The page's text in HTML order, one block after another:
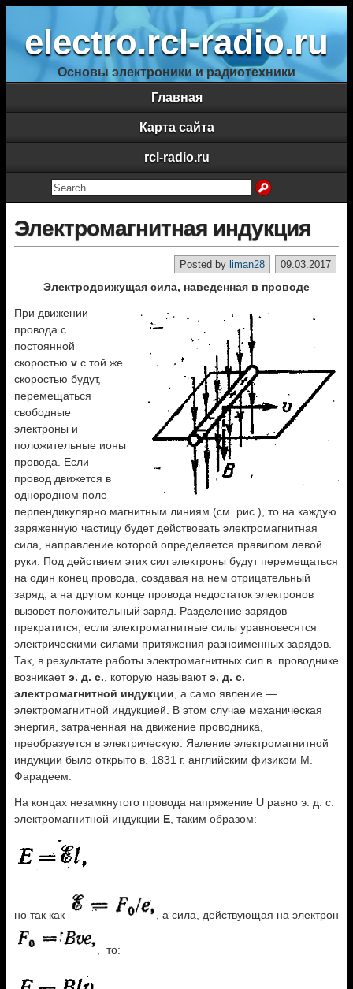
electro.rcl-radio.ru
Основы электроники и радиотехники
Главная
Карта сайта
rcl-radio.ru
Электромагнитная индукция
09.03.2017
Posted by liman28
Электродвижущая сила, наведенная в проводе
При движении
провода с
постоянной
скоростью v с той же
скоростью будут,
перемещаться
свободные
электроны и
положительные ионы
провода. Если
провод движется в
однородном поле
перпендикулярно магнитным линиям (см. рис.), то на каждую
заряженную частицу будет действовать электромагнитная
сила, направление которой определяется правилом левой
руки. Под действием этих сил электроны будут перемещаться
на один конец провода, создавая на нем отрицательный
заряд, а на другом конце провода недостаток электронов
вызовет положительный заряд. Разделение зарядов
прекратится, если электромагнитные силы уравновесятся
электрическими силами притяжения разноименных зарядов.
Так, в результате работы электромагнитных сил в. проводнике
возникаетэ. д. с. , которую называютэ. д. с.
электромагнитной индукции , а само явление —
электромагнитной индукцией. В этом случае механическая
энергия, затраченная на движение проводника,
преобразуется в электрическую. Явление электромагнитной
индукции было открыто в. 1831 г. английским физиком М.
Фарадеем.
На концах незамкнутого провода напряжение U равно э. д. с.
электромагнитной индукции Е , таким образом:
но так как , а сила, действующая на электрон
, то: